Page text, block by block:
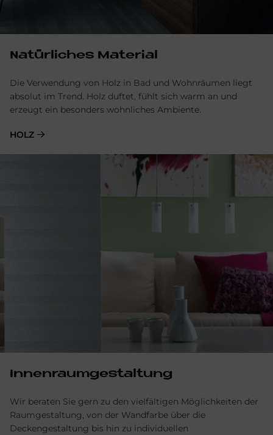
Na­tür­li­ches Ma­te­rial
Die Verwendung von Holz in Bad und Wohnräumen liegt
absolut im Trend. Holz duftet, fühlt sich warm an und
erzeugt ein besonders wohnliches Ambiente.
HOLZ
Innenraumgestaltung
Wir beraten Sie gern zu den vielfältigen Möglichkeiten der
Raumgestaltung, von der Wandfarbe über die
Deckengestaltung bis hin zu individuellen